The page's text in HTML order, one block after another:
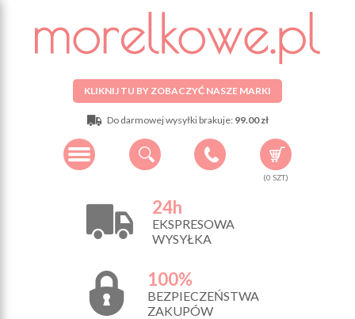
KLIKNIJ TU BY ZOBACZYĆ NASZE MARKI
Do darmowej wysyłki brakuje: 99.00 zł
(0 SZT.)
24h
EKSPRESOWA
WYSYŁKA
100%
BEZPIECZEŃSTWA
ZAKUPÓW